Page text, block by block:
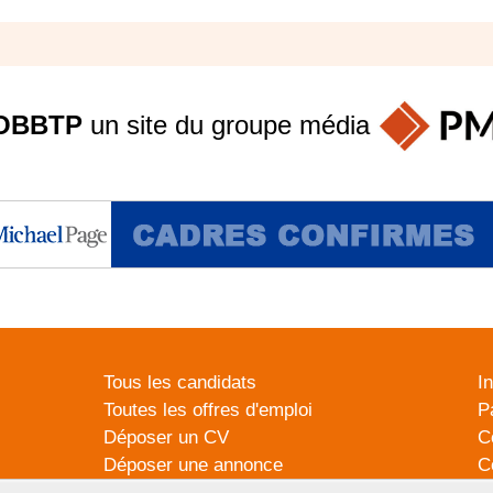
un site du groupe média
Tous les candidats
Toutes les offres d'emploi
Déposer un CV
Déposer une annonce